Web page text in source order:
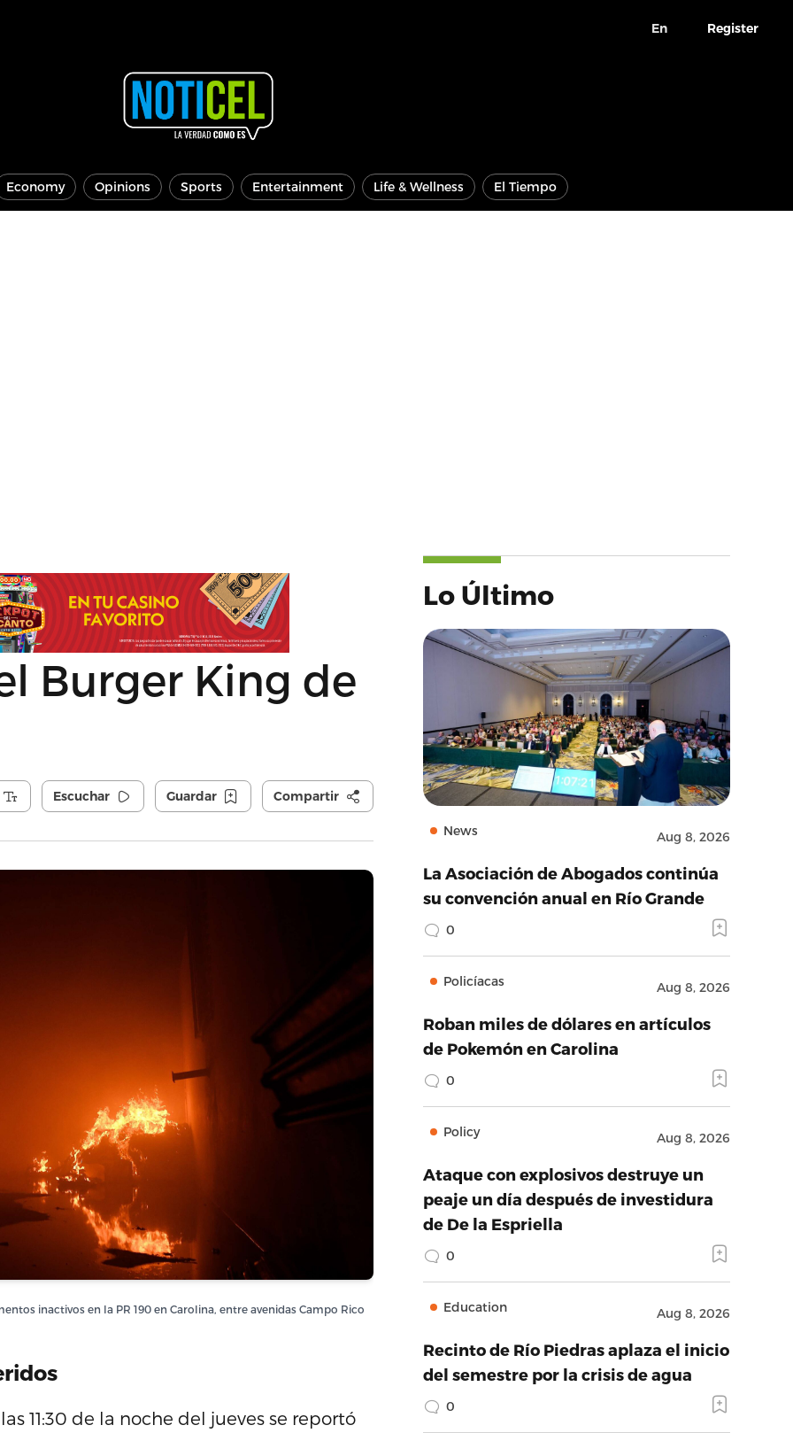
En Register
Economy Opinions Sports Entertainment Life & Wellness El Tiempo
Burger King de
Escuchar Guardar Compartir
inactivos en la PR 190 en Carolina, entre avenidas Campo Rico
11:30 de la noche del jueves se reportó
Lo Último
News Aug 8, 2026
La Asociación de Abogados continúa
su convención anual en Río Grande
0
Policíacas Aug 8, 2026
Roban miles de dólares en artículos
de Pokemón en Carolina
0
Policy Aug 8, 2026
Ataque con explosivos destruye un
peaje un día después de investidura
de De la Espriella
0
Education Aug 8, 2026
Recinto de Río Piedras aplaza el inicio
del semestre por la crisis de agua
0